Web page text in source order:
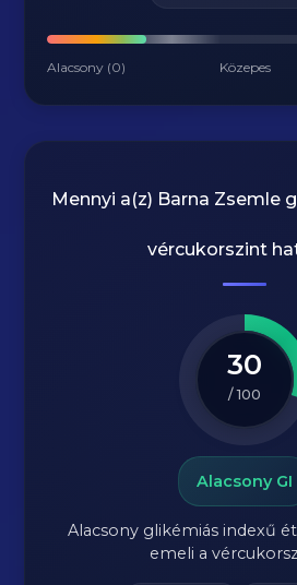
Alacsony (0) Közepes
Mennyi a(z) Barna Zsemle
vércukorszint
30
/ 100
Alacsony GI
Alacsony glikémiás indexű
emeli a